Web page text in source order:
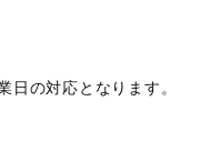
日の対応となります。